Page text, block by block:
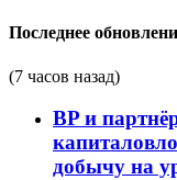
Последнее
(7 часов назад)
BP и
добычу на